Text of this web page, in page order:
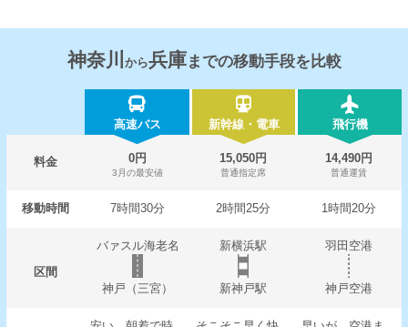
神奈川 から兵庫までの移動手段を比較
高速バス 新幹線・電車 飛行機
料金 0円
3月の最安値
15,050円
普通指定席
14,490円
普通運賃
移動時間 7時間30分 2時間25分 1時間20分
区間
バァスル海老名 新横浜駅 羽田空港
神戸（三宮） 新神戸駅 神戸空港